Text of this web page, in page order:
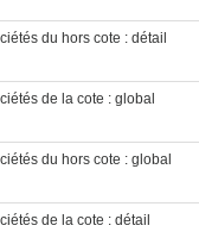
du hors cote : détail
de la cote : global
du hors cote : global
de la cote : détail